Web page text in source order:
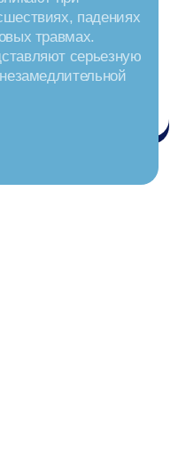
падениях
травмах.
серьезную